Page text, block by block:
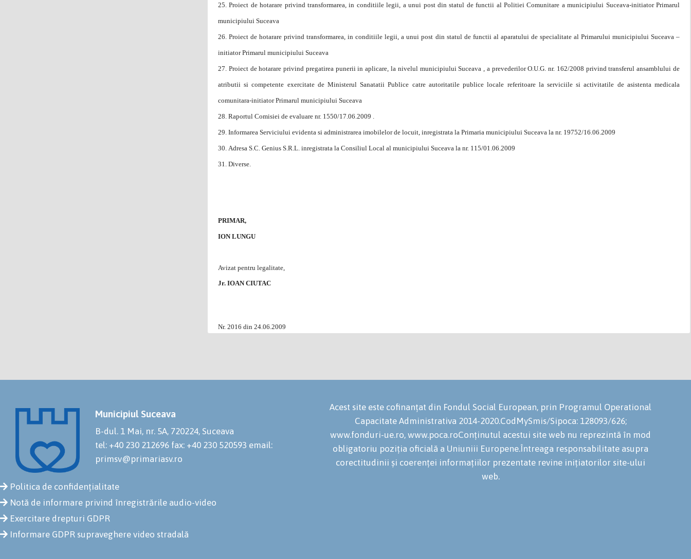
25.Proiect de hotarare privind transformarea, in conditiile legii, a unui post din statul de functii al Politiei Comunitare a municipiului Suceava-initiator Primarul
municipiului Suceava
26.Proiect de hotarare privind transformarea, in conditiile legii, a unui post din statul de functii al aparatului de specialitate al Primarului municipiului Suceava –
initiator Primarul municipiului Suceava
27. Proiect de hotarare privind pregatirea punerii in aplicare, la nivelul municipiului Suceava , a prevederilor O.U.G. nr. 162/2008 privind transferul ansamblului de
atributii si competente exercitate de Ministerul Sanatatii Publice catre autoritatile publice locale referitoare la serviciile si activitatile de asistenta medicala
comunitara-initiator Primarul municipiului Suceava
28. Raportul Comisiei de evaluare nr. 1550/17.06.2009 .
29. Informarea Serviciului evidenta si administrarea imobilelor de locuit, inregistrata la Primaria municipiului Suceava la nr. 19752/16.06.2009
30. Adresa S.C. Genius S.R.L. inregistrata la Consiliul Local al municipiului Suceava la nr. 115/01.06.2009
31. Diverse.
PRIMAR,
ION LUNGU
Avizat pentru legalitate,
Jr. IOAN CIUTAC
Nr. 2016 din 24.06.2009
Municipiul Suceava
B-dul. 1 Mai, nr. 5A, 720224, Suceava
tel: +40 230 212696 fax: +40 230 520593 email:
primsv@primariasv.ro
Politica de confidențialitate
Notă de informare privind înregistrările audio-video
Exercitare drepturi GDPR
Informare GDPR supraveghere video stradală
Acest site este cofinanțat din Fondul Social European, prin Programul Operational
Capacitate Administrativa 2014-2020.CodMySmis/Sipoca: 128093/626;
www.fonduri-ue.ro, www.poca.roConținutul acestui site web nu reprezintă în mod
obligatoriu poziția oficială a Uniuniii Europene.Întreaga responsabilitate asupra
corectitudinii și coerenței informațiilor prezentate revine inițiatorilor site-ului
web.